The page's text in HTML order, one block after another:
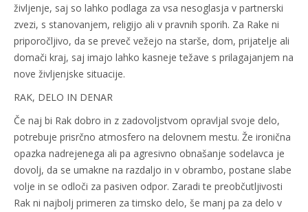
življenje, saj so lahko podlaga za vsa nesoglasja v partnerski
zvezi, s stanovanjem, religijo ali v pravnih sporih. Za Rake ni
priporočljivo, da se preveč vežejo na starše, dom, prijatelje ali
domači kraj, saj imajo lahko kasneje težave s prilagajanjem na
nove življenjske situacije.
RAK, DELO IN DENAR
Če naj bi Rak dobro in z zadovoljstvom opravljal svoje delo,
potrebuje prisrčno atmosfero na delovnem mestu. Že ironična
opazka nadrejenega ali pa agresivno obnašanje sodelavca je
dovolj, da se umakne na razdaljo in v obrambo, postane slabe
volje in se odloči za pasiven odpor. Zaradi te preobčutljivosti
Rak ni najbolj primeren za timsko delo, še manj pa za delo v